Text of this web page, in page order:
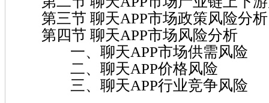
第三节 聊天APP市场政策风险分析
第四节 聊天APP市场风险分析
一、聊天APP市场供需风险
二、聊天APP价格风险
三、聊天APP行业竞争风险